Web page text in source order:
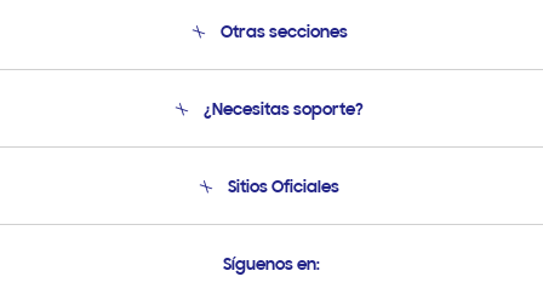
Otras secciones
Soporte
Condiciones de Compra
¿Necesitas soporte?
Soporte vía eMail
Sitios Oficiales
Samsung Ecuador
Síguenos en: